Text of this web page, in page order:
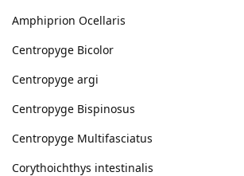
Amphiprion Ocellaris
Centropyge Bicolor
Centropyge argi
Centropyge Bispinosus
Centropyge Multifasciatus
Corythoichthys intestinalis